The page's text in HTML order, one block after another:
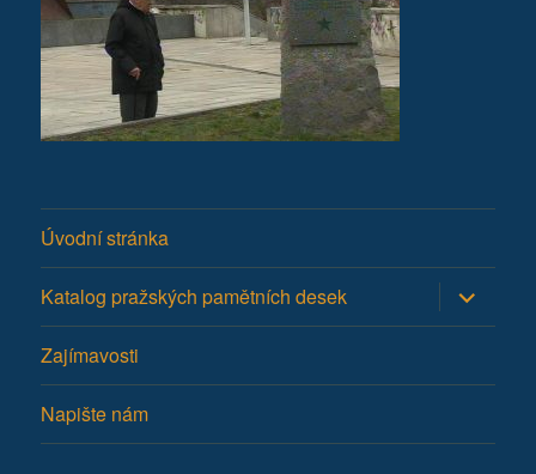
Úvodní stránka
Katalog pražských pamětních desek Zobrazit
položky
Zajímavosti
Napište nám